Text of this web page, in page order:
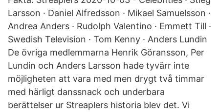
Larsson · Daniel Alfredsson · Mikael Samuelsson ·
Andrea Anders · Rudolph Valentino · Emmett Till ·
Swedish Television · Tom Kenny · Anders Lundin
De övriga medlemmarna Henrik Göransson, Per
Lundin och Anders Larsson hade tyvärr inte
möjligheten att vara med men drygt två timmar
med härligt danssnack och underbara
berättelser ur Streaplers historia blev det. Vi